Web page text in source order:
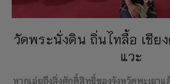
วัดพระนั่งดิน ถิ่นไทลื้อ เชีย
แวะ
หากเอ่ยถึงสิ่งศักดิ์สิทธิ์ของจังหวัดพะเยาแ